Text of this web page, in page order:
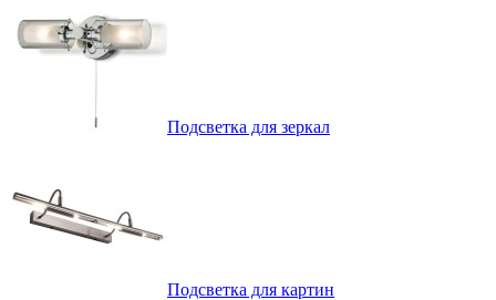
Подсветка для зеркал
Подсветка для картин